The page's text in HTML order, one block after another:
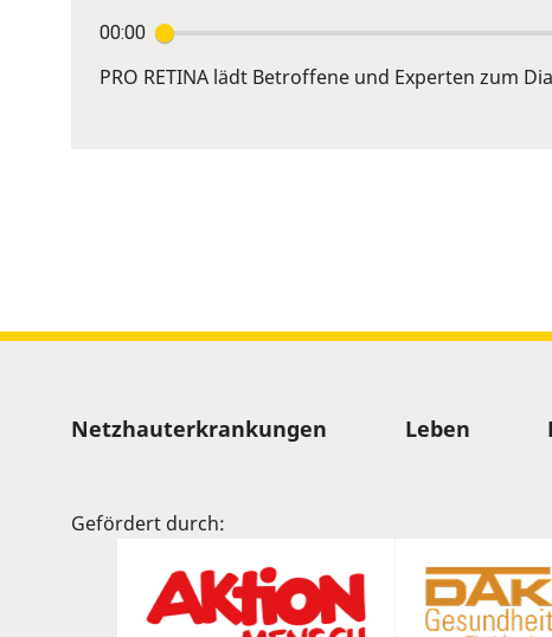
00:00
Enter
or
PRO RETINA lädt Betroffene und Experten zum
Sitemap
Netzhauterkrankungen Leben
Gefördert durch: